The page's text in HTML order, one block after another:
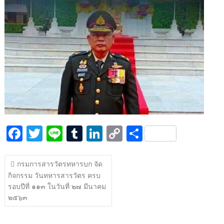
k k
F
ac
e
b
o
o
T
w
itt
er
Li
n
e
T
u
m
bl
Li
n
e
n
C S
แนะแนว
เรื่อง
กรมการสารวัตรทหารบก จัด
กิจกรรม วันทหารสารวัตร ครบ
รอบปีที่ ๑๑๓ ในวันที่ ๒๗ มีนาคม
๒๕๖๓